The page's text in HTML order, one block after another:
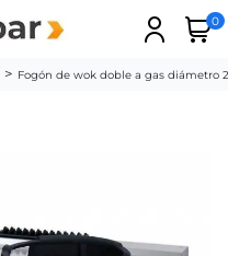
0
Fogón de wok doble a gas diámetro